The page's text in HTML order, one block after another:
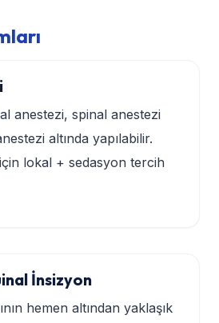
anestezi, spinal anestezi
altında yapılabilir.
lokal + sedasyon tercih
İnsizyon
hemen altından yaklaşık